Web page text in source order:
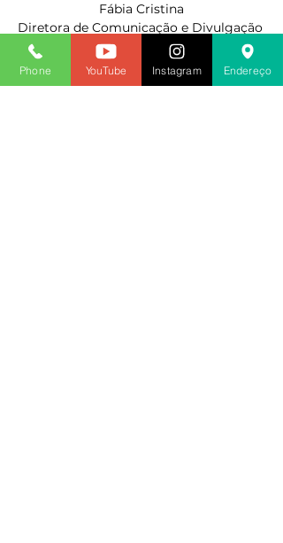
Fábia Cristina
Diretora de Comunicação e Divulgação
do SINDACS PE
2023Phone YouTube Instagram Endereço